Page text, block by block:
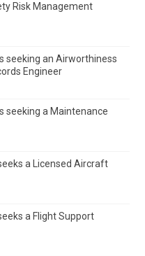
Risk Management
seeking an Airworthiness
Engineer
seeking a Maintenance
a Licensed Aircraft
a Flight Support